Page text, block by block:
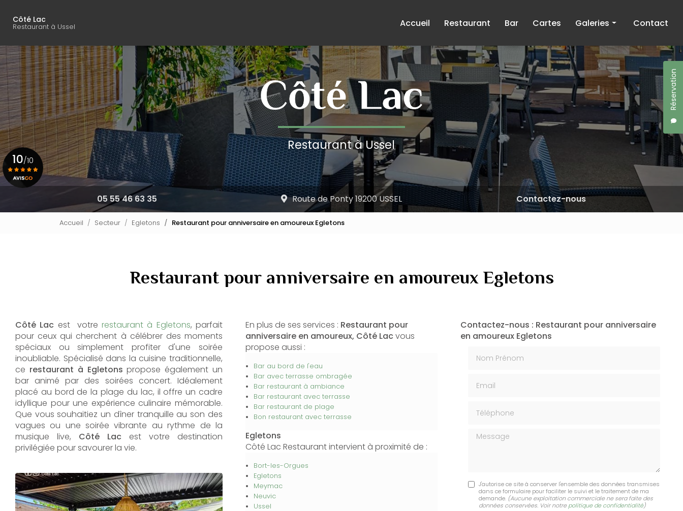
contenu
Côté Lac
Restaurant à Ussel
Réservation
Accueil
Restaurant Bar Cartes Galeries
Restaurant
Bar
Contact
Restaurant à Ussel
05 55 46 63 35 Route de Ponty 19200 USSEL Contactez-nous
10/10
Accueil Secteur Egletons Restaurant pour anniversaire en amoureux Egletons
Restaurant pour anniversaire en amoureux Egletons
Côté Lac est votrerestaurant à Egletons, parfait
pour ceux qui cherchent à célébrer des moments
spéciaux ou simplement profiter d'une soirée
inoubliable. Spécialisé dans la cuisine traditionnelle,
ce restaurant à Egletons propose également un
bar animé par des soirées concert. Idéalement
placé au bord de la plage du lac, il offre un cadre
idyllique pour une expérience culinaire mémorable.
Que vous souhaitiez un dîner tranquille au son des
vagues ou une soirée vibrante au rythme de la
musique live, Côté Lac est votre destination
privilégiée pour savourer la vie.
En plus de ses services : Restaurant pour
anniversaire en amoureux, Côté Lacvous
propose aussi :
Bar au bord de l'eau
Bar avec terrasse ombragée
Bar restaurant à ambiance
Bar restaurant avec terrasse
Bar restaurant de plage
Bon restaurant avec terrasse
Egletons
Côté Lac Restaurant intervient à proximité de :
Bort-les-Orgues
Egletons
Meymac
Neuvic
Ussel
Contactez-nous : Restaurant pour anniversaire
en amoureux Egletons
Message
J'autorise ce site à conserver l'ensemble des données transmises
dans ce formulaire pour faciliter le suivi et le traitement de ma
demande. (Aucune exploitation commerciale ne sera faite des
données conservées. Voir notrepolitique de confidentialité)